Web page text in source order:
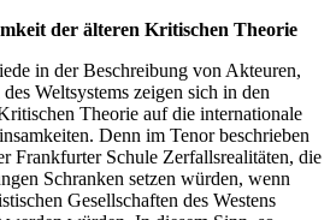
der älteren Kritischen Theorie
in der Beschreibung von Akteuren,
Weltsystems zeigen sich in den
Theorie auf die internationale
Denn im Tenor beschrieben
Frankfurter Schule Zerfallsrealitäten, die
Schranken setzen würden, wenn
Gesellschaften des Westens